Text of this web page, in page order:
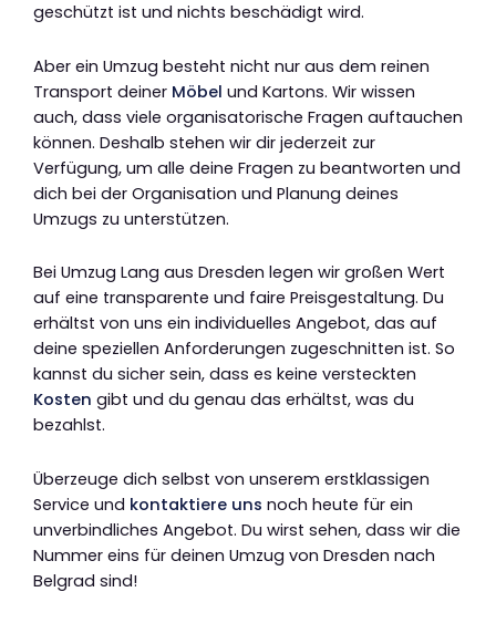
geschützt ist und nichts beschädigt wird.
Aber ein Umzug besteht nicht nur aus dem reinen
Transport deiner Möbel und Kartons. Wir wissen
auch, dass viele organisatorische Fragen auftauchen
können. Deshalb stehen wir dir jederzeit zur
Verfügung, um alle deine Fragen zu beantworten und
dich bei der Organisation und Planung deines
Umzugs zu unterstützen.
Bei Umzug Lang aus Dresden legen wir großen Wert
auf eine transparente und faire Preisgestaltung. Du
erhältst von uns ein individuelles Angebot, das auf
deine speziellen Anforderungen zugeschnitten ist. So
kannst du sicher sein, dass es keine versteckten
Kosten gibt und du genau das erhältst, was du
bezahlst.
Überzeuge dich selbst von unserem erstklassigen
Service und kontaktiere uns noch heute für ein
unverbindliches Angebot. Du wirst sehen, dass wir die
Nummer eins für deinen Umzug von Dresden nach
Belgrad sind!